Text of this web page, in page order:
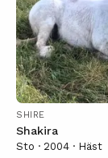
SHIRE
Shakira
Sto · 2004 · Häst